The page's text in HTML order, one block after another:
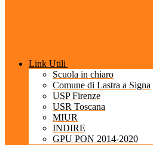
Link Utili
Scuola in chiaro
Comune di Lastra a Signa
USP Firenze
USR Toscana
MIUR
INDIRE
GPU PON 2014-2020